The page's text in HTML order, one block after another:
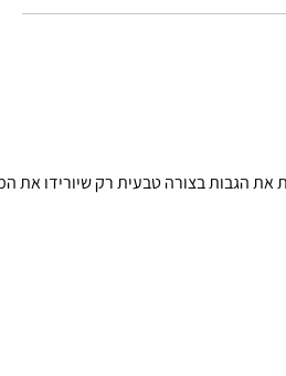
הגבות בצורה טבעית רק שיורידו את